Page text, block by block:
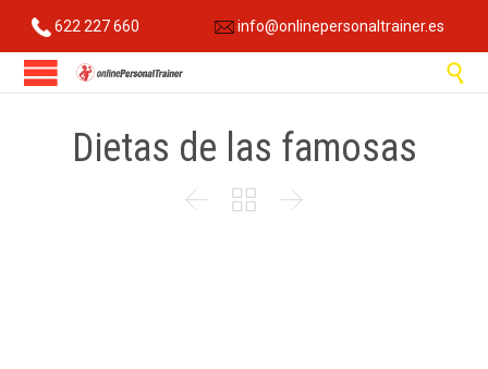
622 227 660 info@onlinepersonaltrainer.es

Dietas de las famosas
  